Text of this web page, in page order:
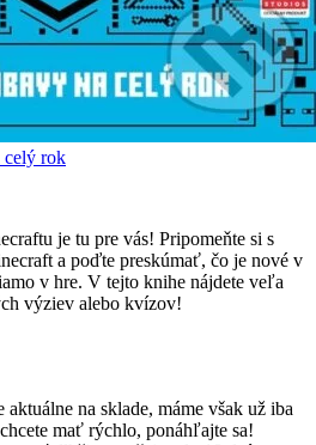
celý rok
je tu pre vás! Pripomeňte si s
a poďte preskúmať, čo je nové v
v hre. V tejto knihe nájdete veľa
výziev alebo kvízov!
na sklade, máme však už iba
mať rýchlo, ponáhľajte sa!